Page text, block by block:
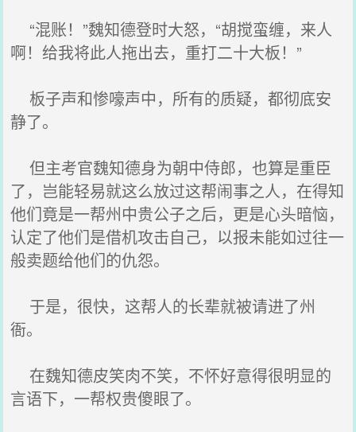
“混账！”魏知德登时大怒，“胡搅蛮缠，来人
啊！给我将此人拖出去，重打二十大板！”
板子声和惨嚎声中，所有的质疑，都彻底安
静了。
但主考官魏知德身为朝中侍郎，也算是重臣
了，岂能轻易就这么放过这帮闹事之人，在得知
他们竟是一帮州中贵公子之后，更是心头暗恼，
认定了他们是借机攻击自己，以报未能如过往一
般卖题给他们的仇怨。
于是，很快，这帮人的长辈就被请进了州
衙。
在魏知德皮笑肉不笑，不怀好意得很明显的
言语下，一帮权贵傻眼了。